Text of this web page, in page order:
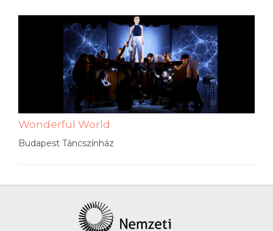
Wonderful World
Budapest Táncszínház